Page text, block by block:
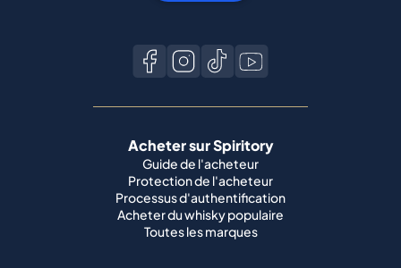
Acheter sur Spiritory
Guide de l'acheteur
Protection de l'acheteur
Processus d'authentification
Acheter du whisky populaire
Toutes les marques